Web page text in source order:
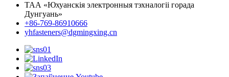
ТАА «Юхуанскія электронныя тэхналогіі горада
Дунгуань»
+86-769-86910666
yhfasteners@dgmingxing.cn